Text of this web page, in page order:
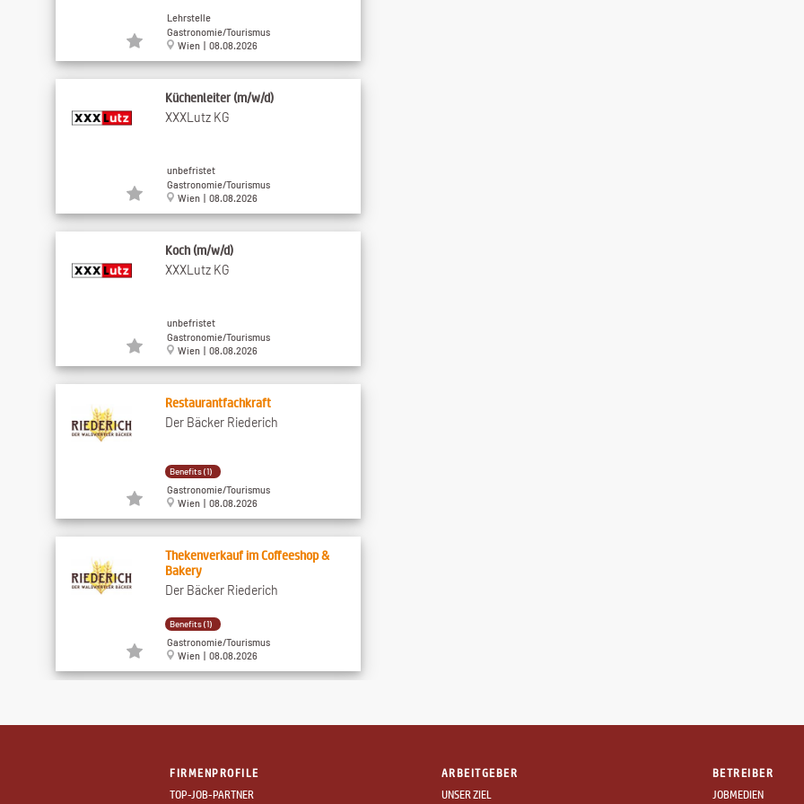
Lehrstelle
Gastronomie/Tourismus
Wien | 08.08.2026
Küchenleiter (m/w/d)
XXXLutz KG
unbefristet
Gastronomie/Tourismus
Wien | 08.08.2026
Koch (m/w/d)
XXXLutz KG
unbefristet
Gastronomie/Tourismus
Wien | 08.08.2026
Restaurantfachkraft
Der Bäcker Riederich
Benefits (1)
Gastronomie/Tourismus
Wien | 08.08.2026
Thekenverkauf im Coffeeshop &
Bakery
Der Bäcker Riederich
Benefits (1)
Gastronomie/Tourismus
Wien | 08.08.2026
Der Bäcker Riederich
unbefristet
Gastronomie/Tourismus
FIRMENPROFILE
TOP-JOB-PARTNER
ARBEITGEBER
UNSER ZIEL
BETREIBER
JOBMEDIEN